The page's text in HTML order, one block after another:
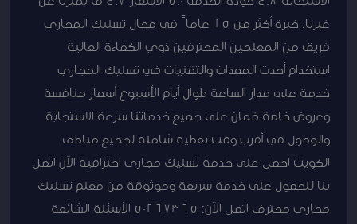
غيرنا: خبرة أكثر من 15 عاماً في مجال تسليك المجاري
فريق من المعلمين المحترفين ذوي الكفاءة العالية
استخدام أحدث المعدات والتقنيات في تسليك المجاري
خدمة على مدار الساعة طوال أيام الأسبوع أسعار منافسة
وعروض خاصة ضمان على جميع خدماتنا سرعة الاستجابة
والوصول في أقرب وقت تغطية شاملة لجميع مناطق
الكويت احصل على خدمة تسليك مجارى احترافية الآن اتصل
بنا للحصول على خدمة سريعة وموثوقة من معلم تسليك
مجارى محترف اتصل الآن: 50267365 الأسئلة الشائعة